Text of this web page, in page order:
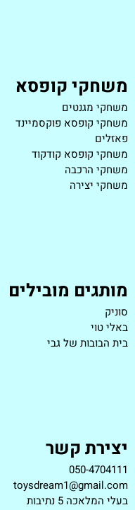
משחקי קופסא
משחקי מגנטים
משחקי קופסא פוקסמיינד
פאזלים
משחקי קופסא קודקוד
משחקי הרכבה
משחקי יצירה
מותגים מובילים
סוניק
באלי טוי
בית הבובות של גבי
יצירת קשר
050-4704111
toysdream1@gmail.com
בעלי המלאכה 5 נתיבות